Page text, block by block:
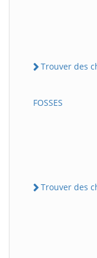
Trouver des
FOSSES
Trouver des